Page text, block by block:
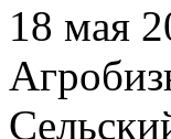
18 мая